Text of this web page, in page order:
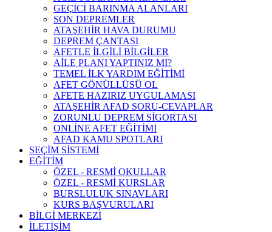
GEÇİCİ BARINMA ALANLARI
SON DEPREMLER
ATAŞEHİR HAVA DURUMU
DEPREM ÇANTASI
AFETLE İLGİLİ BİLGİLER
AİLE PLANI YAPTINIZ MI?
TEMEL İLK YARDIM EĞİTİMİ
AFET GÖNÜLLÜSÜ OL
AFETE HAZIRIZ UYGULAMASI
ATAŞEHİR AFAD SORU-CEVAPLAR
ZORUNLU DEPREM SİGORTASI
ONLİNE AFET EĞİTİMİ
AFAD KAMU SPOTLARI
SEÇİM SİSTEMİ
EĞİTİM
ÖZEL - RESMİ OKULLAR
ÖZEL - RESMİ KURSLAR
BURSLULUK SINAVLARI
KURS BAŞVURULARI
BİLGİ MERKEZİ
İLETİŞİM